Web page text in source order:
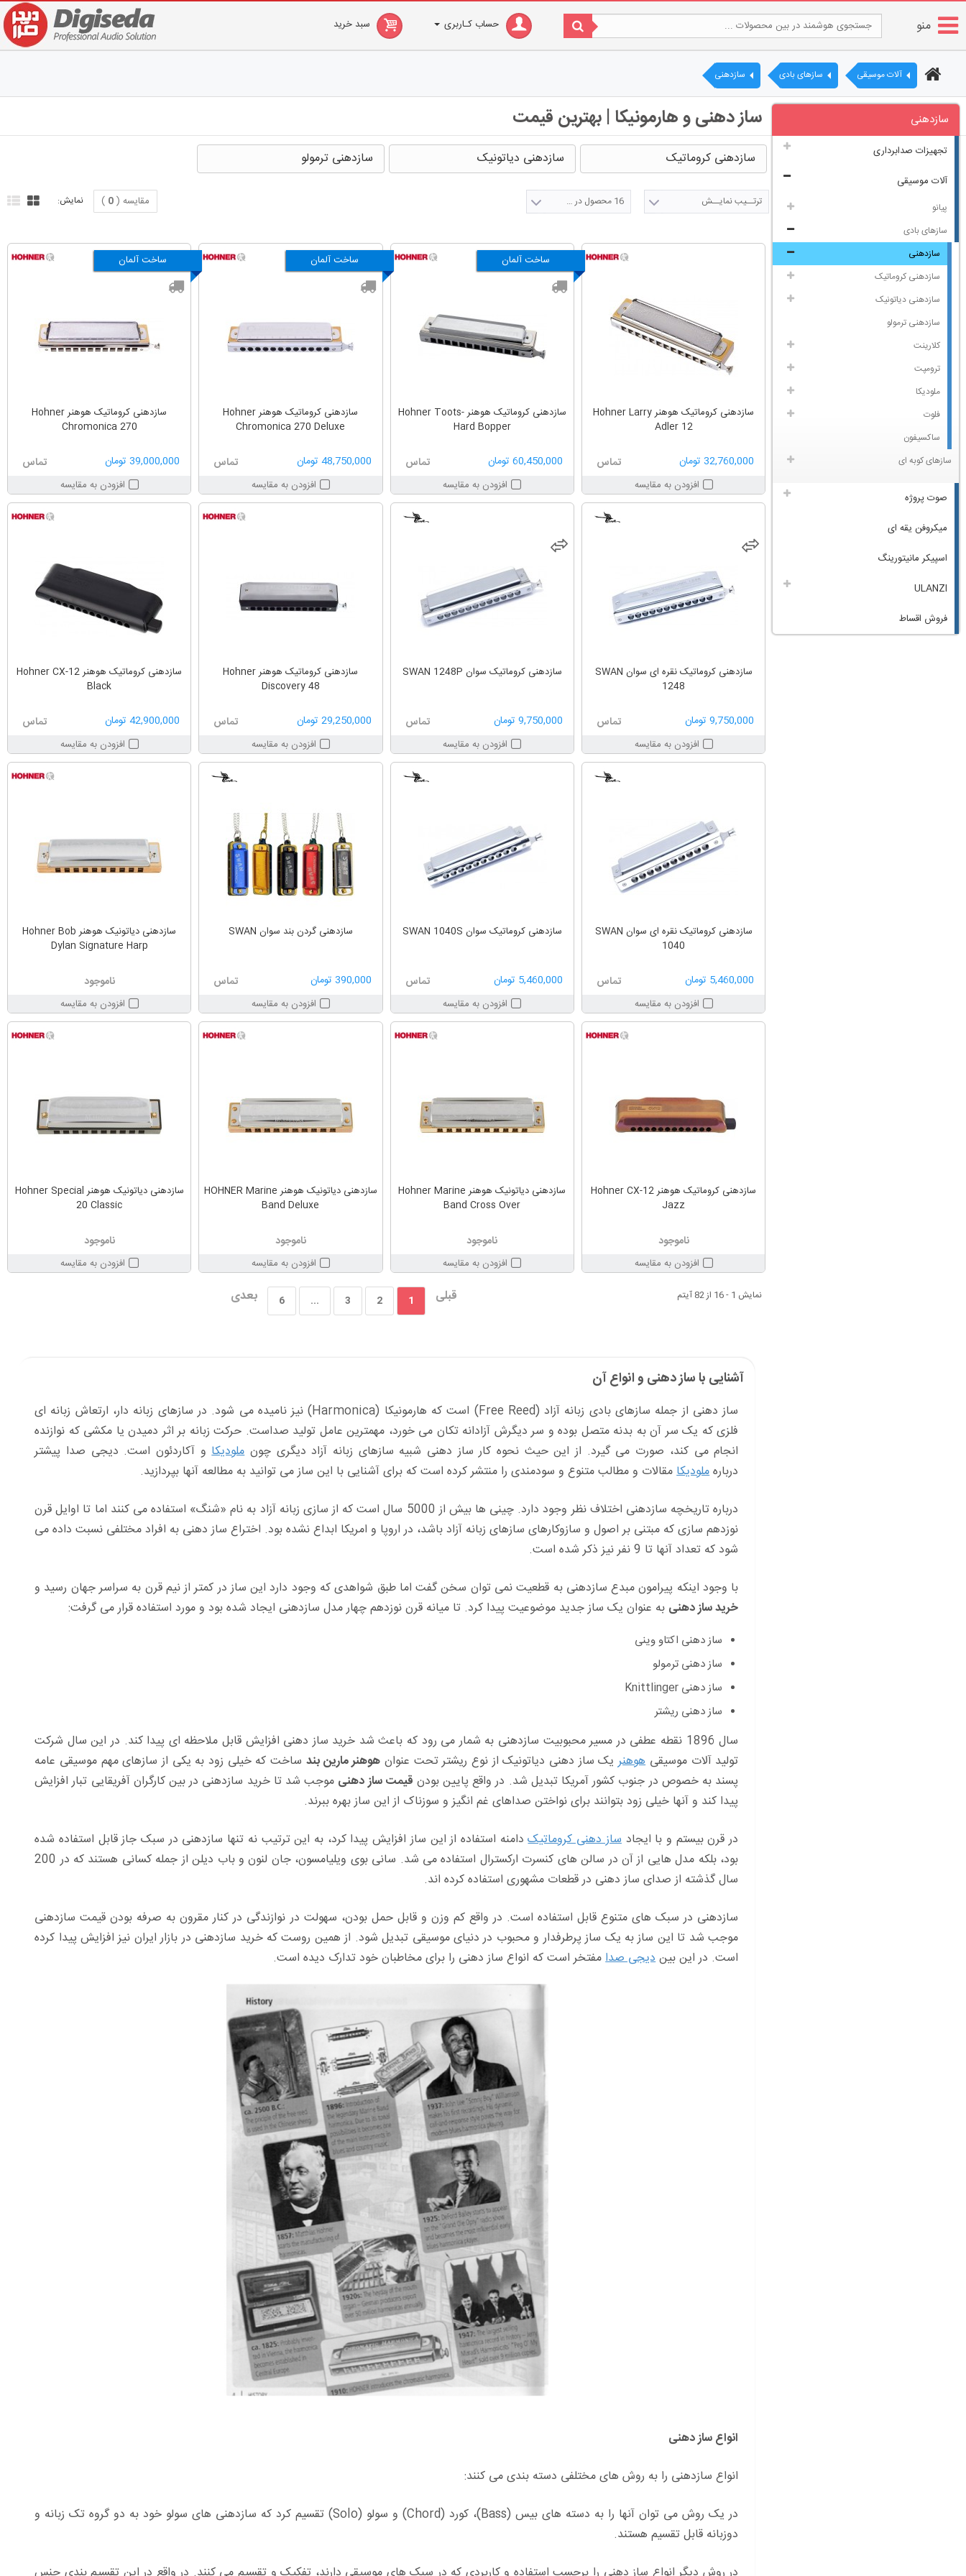
منو حساب کـاربری سبد خرید
آلات موسیقی سازهای بادی سازدهنی
ساز دهنی و هارمونیکا | بهترین قیمت
سازدهنی کروماتیک سازدهنی دیاتونیک سازدهنی ترمولو
نمایش: ترتــیب نمایــش 16 محصول در صفحه مقایسه (0
)
سازدهنی کروماتیک هوهنر Hohner Larry
Adler 12
32,760,000 تومان تماس
افزودن به مقایسه
ساخت آلمان
سازدهنی کروماتیک هوهنر Hohner Toots-
Hard Bopper
60,450,000 تومان تماس
افزودن به مقایسه
ساخت آلمان
سازدهنی کروماتیک هوهنر Hohner
Chromonica 270 Deluxe
48,750,000 تومان تماس
افزودن به مقایسه
ساخت آلمان
سازدهنی کروماتیک هوهنر Hohner
Chromonica 270
39,000,000 تومان تماس
افزودن به مقایسه
سازدهنی کروماتیک نقره ای سوان SWAN
1248
9,750,000 تومان تماس
افزودن به مقایسه
سازدهنی کروماتیک سوان SWAN 1248P
9,750,000 تومان تماس
افزودن به مقایسه
سازدهنی کروماتیک هوهنر Hohner
Discovery 48
29,250,000 تومان تماس
افزودن به مقایسه
سازدهنی کروماتیک هوهنر Hohner CX-12
Black
42,900,000 تومان تماس
افزودن به مقایسه
سازدهنی کروماتیک نقره ای سوان SWAN
1040
5,460,000 تومان تماس
افزودن به مقایسه
سازدهنی کروماتیک سوان SWAN 1040S
5,460,000 تومان تماس
افزودن به مقایسه
سازدهنی گردن بند سوان SWAN
390,000 تومان تماس
افزودن به مقایسه
سازدهنی دیاتونیک هوهنر Hohner Bob
Dylan Signature Harp
ناموجود
افزودن به مقایسه
سازدهنی کروماتیک هوهنر Hohner CX-12
Jazz
ناموجود
افزودن به مقایسه
سازدهنی دیاتونیک هوهنر Hohner Marine
Band Cross Over
ناموجود
افزودن به مقایسه
سازدهنی دیاتونیک هوهنر HOHNER Marine
Band Deluxe
ناموجود
افزودن به مقایسه
سازدهنی دیاتونیک هوهنر Hohner Special
20 Classic
ناموجود
افزودن به مقایسه
قبلی 1
2
3
...
6 بعدی نمایش 1 - 16 از 82 آیتم
آشنایی با ساز دهنی و انواع آن
ساز دهنی از جمله سازهای بادی زبانه آزاد (Free Reed) است که هارمونیکا (Harmonica) نیز نامیده می شود. در سازهای زبانه دار، ارتعاش زبانه ای
فلزی که یک سر آن به بدنه متصل بوده و سر دیگرش آزادانه تکان می خورد، مهمترین عامل تولید صداست. حرکت زبانه بر اثر دمیدن یا مکشی که نوازنده
انجام می کند، صورت می گیرد. از این حیث نحوه کار ساز دهنی شبیه سازهای زبانه آزاد دیگری چونملودیکاو آکاردئون است. دیجی صدا پیشتر
دربارهملودیکامقالات و مطالب متنوع و سودمندی را منتشر کرده است که برای آشنایی با این ساز می توانید به مطالعه آنها بپردازید.
درباره تاریخچه سازدهنی اختلاف نظر وجود دارد. چینی ها بیش از 5000 سال است که از سازی زبانه آزاد به نام «شنگ» استفاده می کنند اما تا اوایل قرن
نوزدهم سازی که مبتنی بر اصول و سازوکارهای سازهای زبانه آزاد باشد، در اروپا و امریکا ابداع نشده بود. اختراع ساز دهنی به افراد مختلفی نسبت داده می
شود که تعداد آنها تا 9 نفر نیز ذکر شده است.
با وجود اینکه پیرامون مبدع سازدهنی به قطعیت نمی توان سخن گفت اما طبق شواهدی که وجود دارد این ساز در کمتر از نیم قرن به سراسر جهان رسید و
خرید ساز دهنی به عنوان یک ساز جدید موضوعیت پیدا کرد. تا میانه قرن نوزدهم چهار مدل سازدهنی ایجاد شده بود و مورد استفاده قرار می گرفت:
ساز دهنی اکتاو وینی
ساز دهنی ترمولو
ساز دهنی Knittlinger
ساز دهنی ریشتر
سال 1896 نقطه عطفی در مسیر محبوبیت سازدهنی به شمار می رود که باعث شد خرید ساز دهنی افزایش قابل ملاحظه ای پیدا کند. در این سال شرکت
تولید آلات موسیقیهوهنریک ساز دهنی دیاتونیک از نوع ریشتر تحت عنوان هوهنر مارین بند ساخت که خیلی زود به یکی از سازهای مهم موسیقی عامه
پسند به خصوص در جنوب کشور آمریکا تبدیل شد. در واقع پایین بودن قیمت ساز دهنی موجب شد تا خرید سازدهنی در بین کارگران آفریقایی تبار افزایش
پیدا کند و آنها خیلی زود بتوانند برای نواختن صداهای غم انگیز و سوزناک از این ساز بهره ببرند.
در قرن بیستم و با ایجادساز دهنی کروماتیکدامنه استفاده از این ساز افزایش پیدا کرد، به این ترتیب نه تنها سازدهنی در سبک جاز قابل استفاده شده
بود، بلکه مدل هایی از آن در سالن های کنسرت ارکسترال استفاده می شد. سانی بوی ویلیامسون، جان لنون و باب دیلن از جمله کسانی هستند که در 200
سال گذشته از صدای ساز دهنی در قطعات مشهوری استفاده کرده اند.
سازدهنی در سبک های متنوع قابل استفاده است. در واقع کم وزن و قابل حمل بودن، سهولت در نوازندگی در کنار مقرون به صرفه بودن قیمت سازدهنی
موجب شد تا این ساز به یک ساز پرطرفدار و محبوب در دنیای موسیقی تبدیل شود. از همین روست که خرید سازدهنی در بازار ایران نیز افزایش پیدا کرده
است. در این بیندیجی صدامفتخر است که انواع ساز دهنی را برای مخاطبان خود تدارک دیده است.
انواع ساز دهنی
انواع سازدهنی را به روش های مختلفی دسته بندی می کنند:
در یک روش می توان آنها را به دسته های بیس (Bass)، کورد (Chord) و سولو (Solo) تقسیم کرد که سازدهنی های سولو خود به دو گروه تک زبانه و
دوزبانه قابل تقسیم هستند.
سازدهنی
تجهیزات صدابرداری
آلات موسیقی
پیانو
سازهای بادی
سازدهنی
سازدهنی کروماتیک
سازدهنی دیاتونیک
سازدهنی ترمولو
کلارینت
ترومپت
ملودیکا
فلوت
ساکسیفون
سازهای کوبه ای
صوت پروژه
میکروفن یقه ای
اسپیکر مانیتورینگ
ULANZI
فروش اقساط